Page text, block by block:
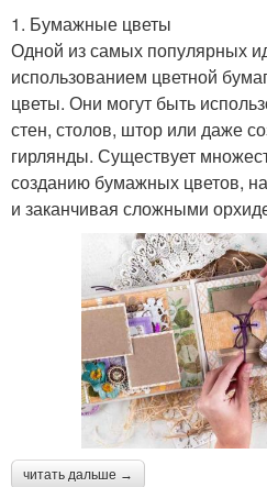
1. Бумажные цветы
Одной из самых популярных
использованием цветной
цветы. Они могут быть
стен, столов, штор или даже
гирлянды. Существует
созданию бумажных цветов,
и заканчивая сложными
читать дальше →